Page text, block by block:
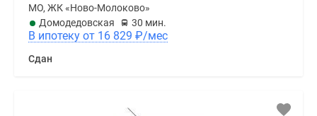
МО, ЖК «Ново-Молоково»
Домодедовская
30 мин.
В ипотеку от 16 829 ₽/мес
Сдан